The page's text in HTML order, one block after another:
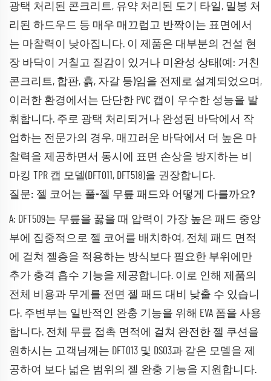
광택 처리된 콘크리트, 유약 처리된 도기 타일, 밀봉 처
리된 하드우드 등 매우 매끄럽고 반짝이는 표면에서
는 마찰력이 낮아집니다. 이 제품은 대부분의 건설 현
장 바닥이 거칠고 질감이 있거나 미완성 상태(예: 거친
콘크리트, 합판, 흙, 자갈 등)임을 전제로 설계되었으며,
이러한 환경에서는 단단한 PVC 캡이 우수한 성능을 발
휘합니다. 주로 광택 처리되거나 완성된 바닥에서 작
업하는 전문가의 경우, 매끄러운 바닥에서 더 높은 마
찰력을 제공하면서 동시에 표면 손상을 방지하는 비
마킹 TPR 캡 모델(DFT011, DFT518)을 권장합니다.
질문: 젤 코어는 풀-젤 무릎 패드와 어떻게 다를까요?
A: DFT509는 무릎을 꿇을 때 압력이 가장 높은 패드 중앙
부에 집중적으로 젤 코어를 배치하여, 전체 패드 면적
에 걸쳐 젤층을 적용하는 방식보다 필요한 부위에만
추가 충격 흡수 기능을 제공합니다. 이로 인해 제품의
전체 비용과 무게를 전면 젤 패드 대비 낮출 수 있습니
다. 주변부는 일반적인 완충 기능을 위해 EVA 폼을 사용
합니다. 전체 무릎 접촉 면적에 걸쳐 완전한 젤 쿠션을
원하시는 고객님께는 DFT013 및 DS03과 같은 모델을 제
공하여 보다 넓은 범위의 젤 완충 기능을 지원합니다.